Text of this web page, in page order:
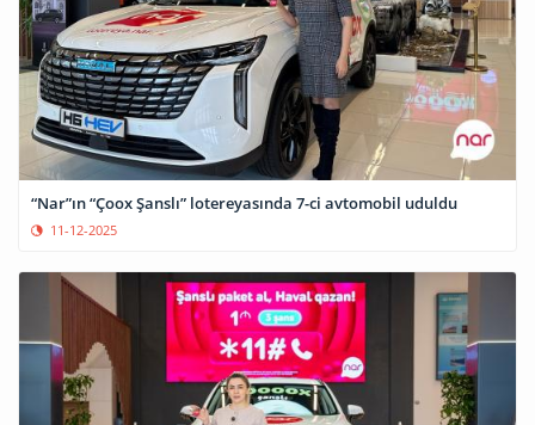
“Nar”ın “Çoox Şanslı” lotereyasında 7-ci avtomobil uduldu
11-12-2025